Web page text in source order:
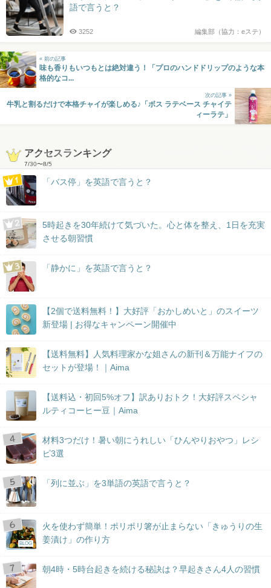
語で言うと？
編集部（協力：eステ）
3252
« 前の記事
味も香りもいつもとは絶対違う！「プロのハンドドリップのような本
格的なコ...
次の記事 »
牛乳と割るだけで本格チャイが楽しめる♪「ボス ラテベース チャイテ
ィーラテ」
アクセスランキング
7/30〜8/5
「バス停」を英語で言うと？
5時起きを30年続けて気づいた。心と体を整え、1日を充実
させる朝習慣
「静かに」を英語で言うと？
【2個で送料無料！】大好評「おかしめいと」のスイーツ
新登場 | お得なキャンペーン開催中
【送料無料】人気料理家かな姐さんの新刊＆万能ナイフの
セットが登場！｜Aima
【送料込・初回5%オフ】訳ありおトク！大好評スペシャ
ルティコーヒー豆｜Aima
材料3つだけ！暑い朝にうれしい「ひんやりおやつ」レシ
ピ3選
「列に並ぶ」を3単語の英語で言うと？
BLOG
火を使わず簡単！ポリポリ箸が止まらない「きゅうりの生
姜漬け」の作り方
朝4時・5時台起きを続ける秘訣は？早起きさん4人の習慣